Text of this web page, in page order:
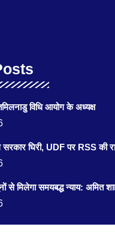
विधि आयोग के अध्यक्ष
घिरी, UDF पर RSS की
से मिलेगा समयबद्ध न्याय: अमित